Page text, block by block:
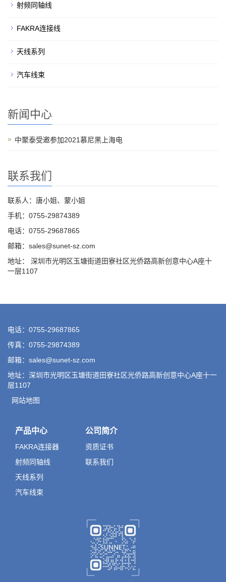
射频同轴线
FAKRA连接线
天线系列
汽车线束
新闻中心
中聚泰受邀参加2021慕尼黑上海电
联系我们
联系人：唐小姐、蒙小姐
手机：0755-29874389
电话：0755-29687865
邮箱：sales@sunet-sz.com
地址： 深圳市光明区玉塘街道田寮社区光侨路高新创意中心A座十
一层1107
电话：0755-29687865
传真：0755-29874389
邮箱：sales@sunet-sz.com
地址：深圳市光明区玉塘街道田寮社区光侨路高新创意中心A座十一
层1107
网站地图
产品中心
FAKRA连接器
射频同轴线
天线系列
汽车线束
公司简介
资质证书
联系我们